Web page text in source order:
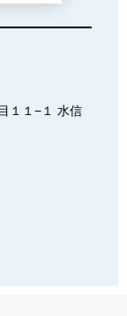
１１−１ 水信